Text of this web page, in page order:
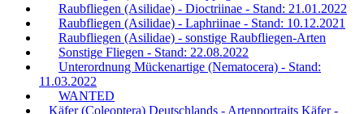
Raubfliegen (Asilidae) - Dioctriinae - Stand: 21.01.2022
Raubfliegen (Asilidae) - Laphriinae - Stand: 10.12.2021
Raubfliegen (Asilidae) - sonstige Raubfliegen-Arten
Sonstige Fliegen - Stand: 22.08.2022
Unterordnung Mückenartige (Nematocera) - Stand:
11.03.2022
WANTED
Käfer (Coleoptera) Deutschlands - Artenportraits Käfer -